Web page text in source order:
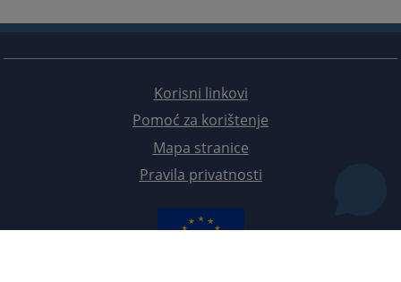
Korisni linkovi
Pomoć za korištenje
Mapa stranice
Pravila privatnosti